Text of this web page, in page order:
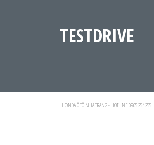
TESTDRIVE
HONDA Ô TÔ NHA TRANG - HOTLINE 0905 254 255